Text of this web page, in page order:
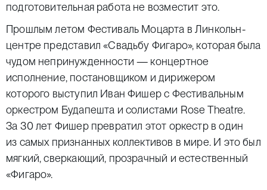
подготовительная работа не возместит это.
Прошлым летом Фестиваль Моцарта в Линкольн-
центре представил «Свадьбу Фигаро», которая была
чудом непринужденности — концертное
исполнение, постановщиком и дирижером
которого выступил Иван Фишер с Фестивальным
оркестром Будапешта и солистами Rose Theatre.
За 30 лет Фишер превратил этот оркестр в один
из самых признанных коллективов в мире. И это был
мягкий, сверкающий, прозрачный и естественный
«Фигаро».